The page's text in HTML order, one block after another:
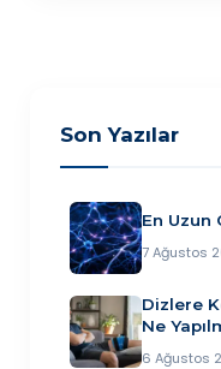
Son Yazılar
En Uzun
7 Ağustos
Dizlere
Ne
6 Ağustos